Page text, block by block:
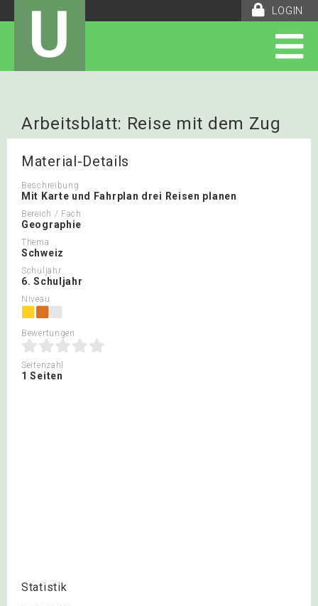
LOGIN
U
Arbeitsblatt: Reise mit dem Zug
Material-Details
Beschreibung
Mit Karte und Fahrplan drei Reisen planen
Bereich / Fach
Geographie
Thema
Schweiz
Schuljahr
6. Schuljahr
Niveau
Bewertungen
Seitenzahl
1 Seiten
Statistik